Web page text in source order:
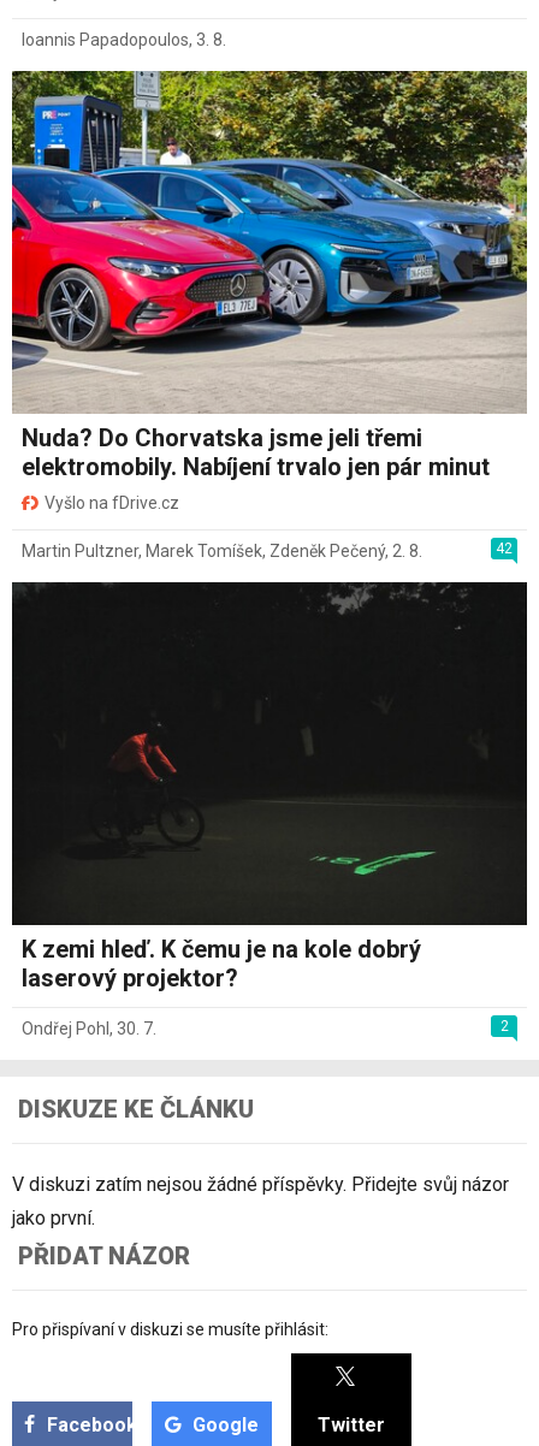
Ioannis Papadopoulos, 3. 8.
Nuda? Do Chorvatska jsme jeli třemi
elektromobily. Nabíjení trvalo jen pár minut
Vyšlo na fDrive.cz
42
Martin Pultzner, Marek Tomíšek, Zdeněk Pečený, 2. 8.
K zemi hleď. K čemu je na kole dobrý
laserový projektor?
2
Ondřej Pohl , 30. 7.
DISKUZE KE ČLÁNKU
V diskuzi zatím nejsou žádné příspěvky. Přidejte svůj názor
jako první.
PŘIDAT NÁZOR
Pro přispívaní v diskuzi se musíte přihlásit:
Facebook Google Twitter